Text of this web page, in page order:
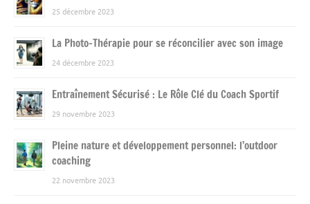
25 décembre 2023
La Photo-Thérapie pour se réconcilier avec son image
24 décembre 2023
Entraînement Sécurisé : Le Rôle Clé du Coach Sportif
29 novembre 2023
Pleine nature et développement personnel: l’outdoor
coaching
22 novembre 2023